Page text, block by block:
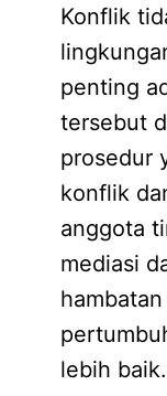
Konflik
penting
tersebut
prosedur
konflik
anggota
mediasi
lebih baik.